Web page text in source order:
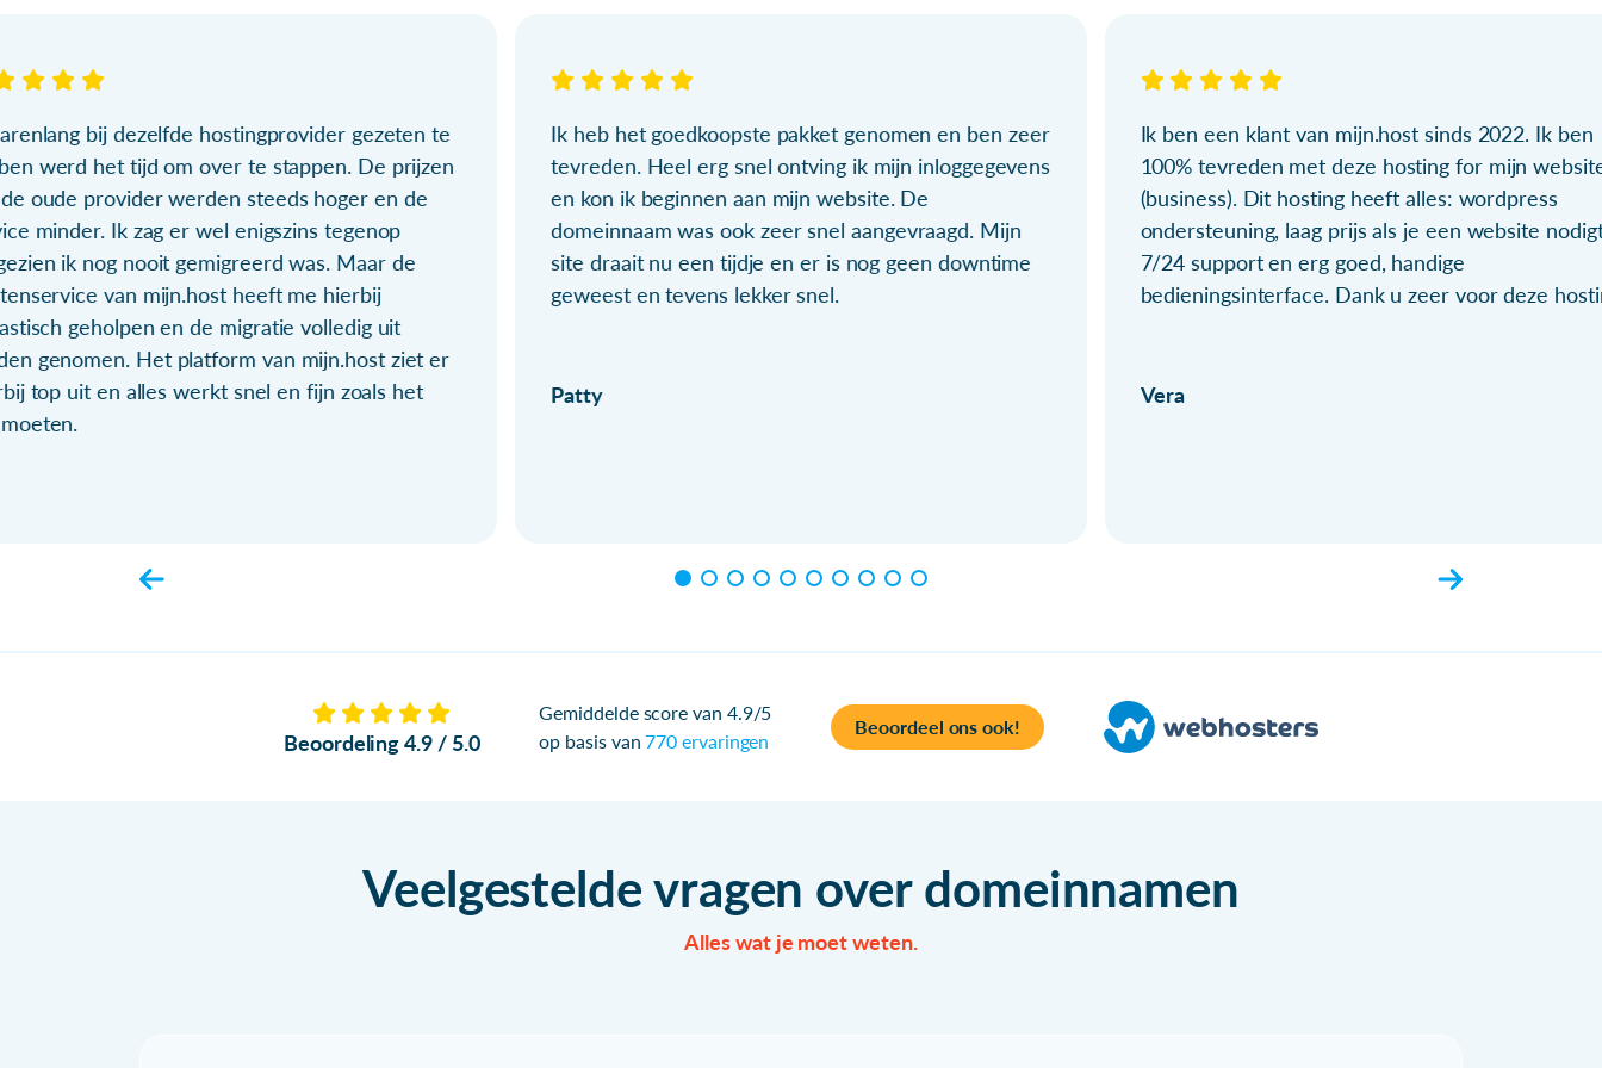
bij dezelfde hostingprovider gezeten te
werd het tijd om over te stappen. De prijzen
oude provider werden steeds hoger en de
minder. Ik zag er wel enigszins tegenop
ik nog nooit gemigreerd was. Maar de
van mijn.host heeft me hierbij
geholpen en de migratie volledig uit
genomen. Het platform van mijn.host ziet er
top uit en alles werkt snel en fijn zoals het
Ik heb het goedkoopste pakket genomen en ben zeer
tevreden. Heel erg snel ontving ik mijn inloggegevens
en kon ik beginnen aan mijn website. De
domeinnaam was ook zeer snel aangevraagd. Mijn
site draait nu een tijdje en er is nog geen downtime
geweest en tevens lekker snel.
Patty
Ik ben een klant van mijn.host sinds 2022. Ik ben
100% tevreden met deze hosting for mijn
(business). Dit hosting heeft alles: wordpress
ondersteuning, laag prijs als je een website
7/24 support en erg goed, handige
bedieningsinterface. Dank u zeer voor deze
Vera
Beoordeling 4.9 / 5.0
Gemiddelde score van 4.9/5
op basis van770 ervaringen
Beoordeel ons ook!
Veelgestelde vragen over domeinnamen
Alles wat je moet weten.